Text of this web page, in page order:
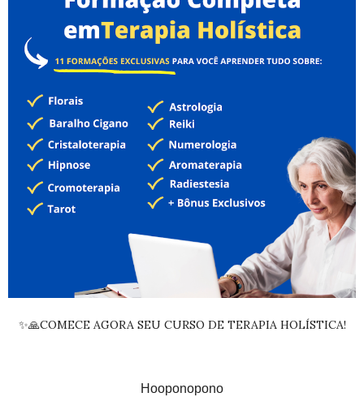
✨🙏COMECE AGORA SEU CURSO DE TERAPIA HOLÍSTICA!
Hooponopono